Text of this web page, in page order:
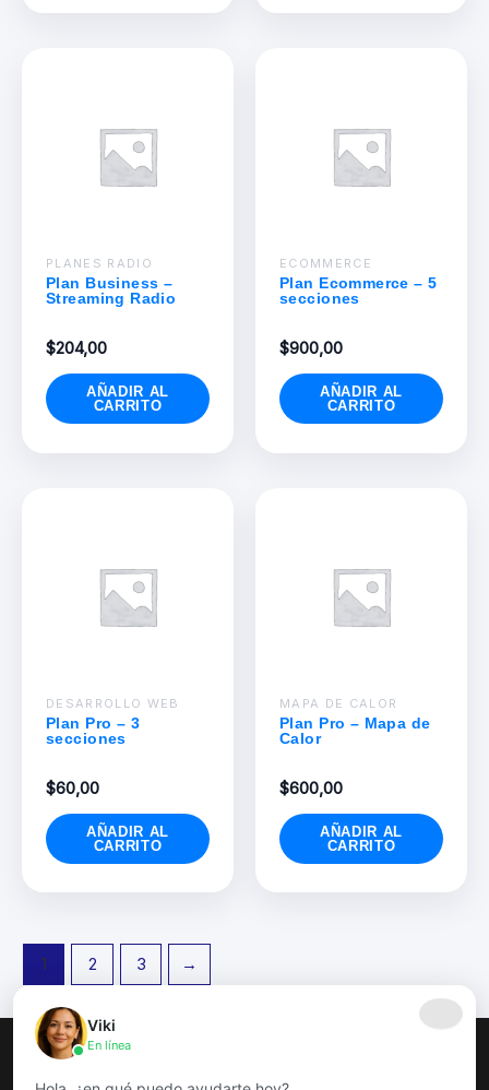
PLANES RADIO
Plan Business –
Streaming Radio
$204,00
AÑADIR AL
CARRITO
ECOMMERCE
Plan Ecommerce – 5
secciones
$900,00
AÑADIR AL
CARRITO
DESARROLLO WEB
Plan Pro – 3
secciones
$60,00
AÑADIR AL
CARRITO
MAPA DE CALOR
Plan Pro – Mapa de
Calor
$600,00
AÑADIR AL
CARRITO
1 2 3 →
Viki
En línea